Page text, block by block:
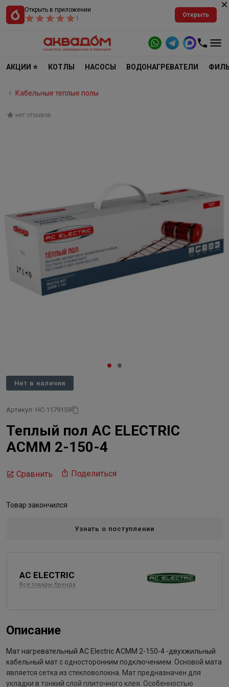
Открыть в приложении
1
Открыть
АКЦИИ ⭐ КОТЛЫ НАСОСЫ ВОДОНАГРЕВАТЕЛИ
Кабельные теплые полы
нет отзывов
Нет в наличии
Артикул: НС-1179159
Теплый пол AC ELECTRIC
ACMM 2-150-4
Сравнить Поделиться
Товар закончился
Узнать о поступлении
AC ELECTRIC
Все товары бренда
Описание
Мат нагревательный AC Electric ACMM 2-150-4 -двухжильный
кабельный мат с односторонним подключением. Основой мата
является сетка из стекловолокна. Мат предназначен для
укладки в тонкий слой плиточного клея. Особенностью